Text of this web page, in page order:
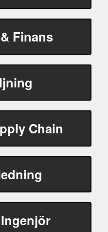
Finans
Chain